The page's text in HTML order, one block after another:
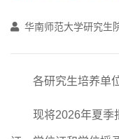
华南师范大学研究生
各研究生培养单
现将2026年夏季